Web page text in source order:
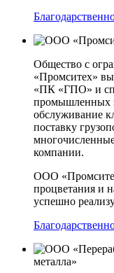
Общество с
«Промситех»
«ПК «ГПО» и
промышленных
обслуживание
поставку
компании.
ООО
процветания и
успешно
металла»